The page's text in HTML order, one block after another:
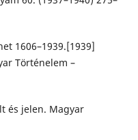
1606–1939.[1939]
Történelem –
és jelen. Magyar